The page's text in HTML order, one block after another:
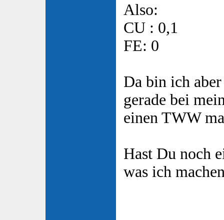
Also:
CU : 0,1
FE: 0
Da bin ich
gerade bei
einen TWW
Hast Du noch
was ich